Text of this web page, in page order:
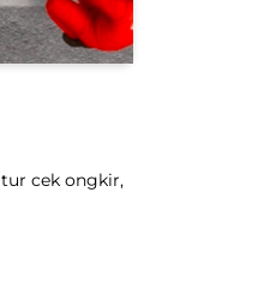
cek ongkir,